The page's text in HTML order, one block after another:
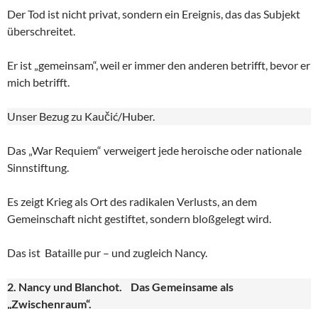
Der Tod ist nicht privat, sondern ein Ereignis, das das Subjekt
überschreitet.
Er ist „gemeinsam“, weil er immer den anderen betrifft, bevor er
mich betrifft.
Unser Bezug zu Kaučić/Huber.
Das „War Requiem“ verweigert jede heroische oder nationale
Sinnstiftung.
Es zeigt Krieg als Ort des radikalen Verlusts, an dem
Gemeinschaft nicht gestiftet, sondern bloßgelegt wird.
Das ist Bataille pur – und zugleich Nancy.
2. Nancy und Blanchot. Das Gemeinsame als
„Zwischenraum“.